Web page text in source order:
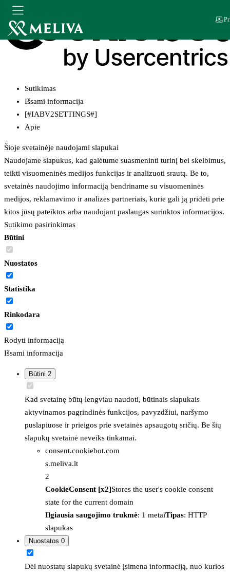
Sutikimas
Išsami informacija
[#IABV2SETTINGS#]
Apie
Šioje svetainėje naudojami slapukai
Naudojame slapukus, kad galėtume suasmeninti turinį bei skelbimus,
teikti visuomeninės medijos funkcijas ir analizuoti srautą. Be to,
svetainės naudojimo informaciją bendriname su visuomeninės
medijos, reklamavimo ir analizės partneriais, kurie gali ją pridėti prie
kitos jūsų pateiktos arba naudojant paslaugas surinktos informacijos.
Sutikimo pasirinkimas
Būtini
Nuostatos
Statistika
Rinkodara
Rodyti informaciją
Išsami informacija
Būtini 2
Kad svetainę būtų lengviau naudoti, būtinais slapukais
aktyvinamos pagrindinės funkcijos, pavyzdžiui, naršymo
puslapiuose ir prieigos prie svetainės apsaugotų sričių. Be šių
slapukų svetainė neveiks tinkamai.
consent.cookiebot.com
s.meliva.lt
2
CookieConsent [x2]Stores the user's cookie consent
state for the current domain
Ilgiausia saugojimo trukmė: 1 metaiTipas: HTTP
slapukas
Nuostatos 0
Dėl nuostatų slapukų svetainė įsimena informaciją, nuo kurios